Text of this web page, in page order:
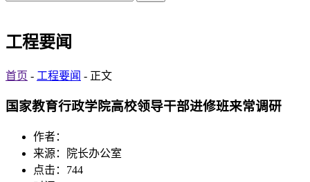
工程要闻
首页 - 工程要闻 - 正文
国家教育行政学院高校领导干部进修班来常调研
作者：
来源：院长办公室
点击： 744